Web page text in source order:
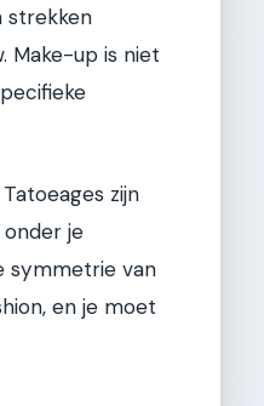
strekken
Make-up is niet
zijn
je
symmetrie van
en je moet